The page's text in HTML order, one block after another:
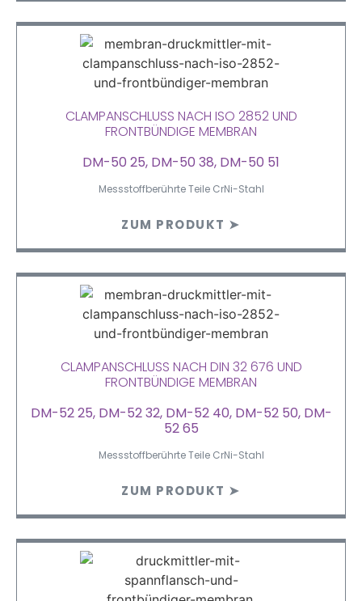
CLAMPANSCHLUSS NACH ISO 2852 UND
FRONTBÜNDIGE MEMBRAN
DM-50 25, DM-50 38, DM-50 51
Messstoffberührte Teile CrNi-Stahl
ZUM PRODUKT ➤
CLAMPANSCHLUSS NACH DIN 32 676 UND
FRONTBÜNDIGE MEMBRAN
DM-52 25, DM-52 32, DM-52 40, DM-52 50, DM-
52 65
Messstoffberührte Teile CrNi-Stahl
ZUM PRODUKT ➤